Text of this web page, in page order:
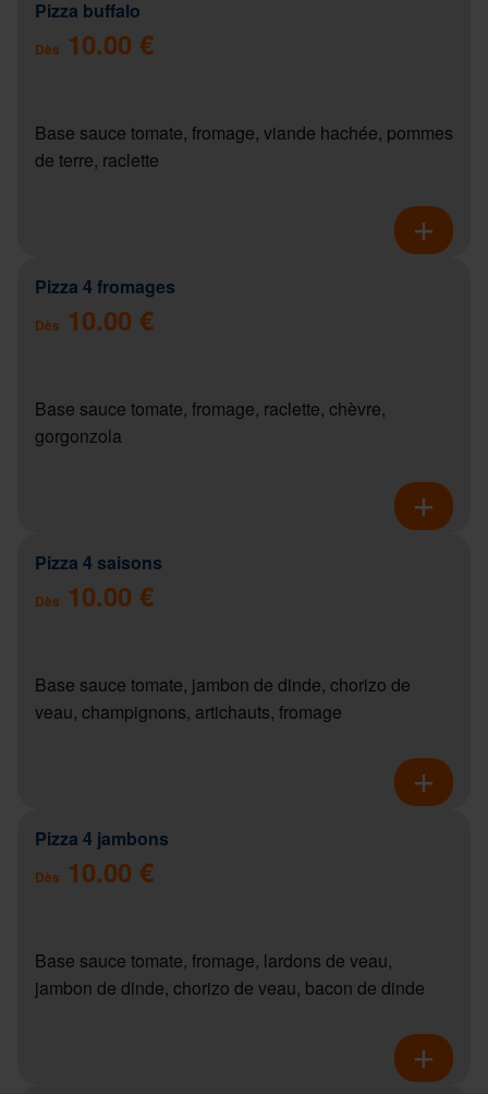
Pizza buffalo
Dès 10.00 €
Base sauce tomate, fromage, viande hachée, pommes
de terre, raclette
Pizza 4 fromages
Dès 10.00 €
Base sauce tomate, fromage, raclette, chèvre,
gorgonzola
Pizza 4 saisons
Dès 10.00 €
Base sauce tomate, jambon de dinde, chorizo de
veau, champignons, artichauts, fromage
Pizza 4 jambons
Dès 10.00 €
Base sauce tomate, fromage, lardons de veau,
jambon de dinde, chorizo de veau, bacon de dinde